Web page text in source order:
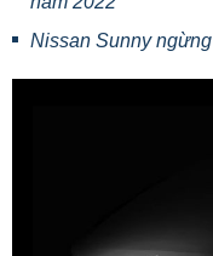
Nissan Sunny